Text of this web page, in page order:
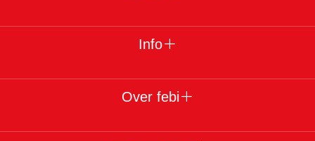
Info
Over febi